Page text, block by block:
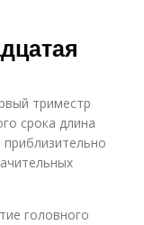
триместр
срока длина
головного